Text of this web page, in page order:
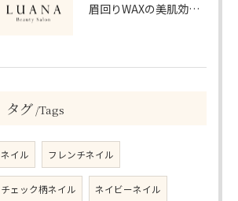
眉回りWAXの美肌効果と正しいケア方法
タグ Tags
ネイル フレンチネイル
チェック柄ネイル ネイビーネイル